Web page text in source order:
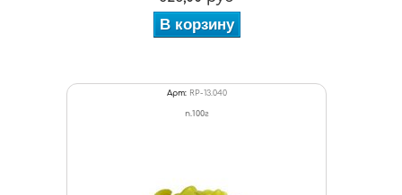
В корзину
Арт: RP-13.040
п.100г